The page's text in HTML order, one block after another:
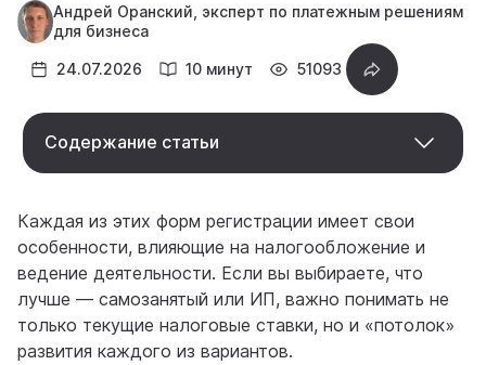
Андрей Оранский, эксперт по платежным решениям
для бизнеса
24.07.2026 10 минут 51093
Содержание статьи
Каждая из этих форм регистрации имеет свои
особенности, влияющие на налогообложение и
ведение деятельности. Если вы выбираете, что
лучше — самозанятый или ИП, важно понимать не
только текущие налоговые ставки, но и «потолок»
развития каждого из вариантов.